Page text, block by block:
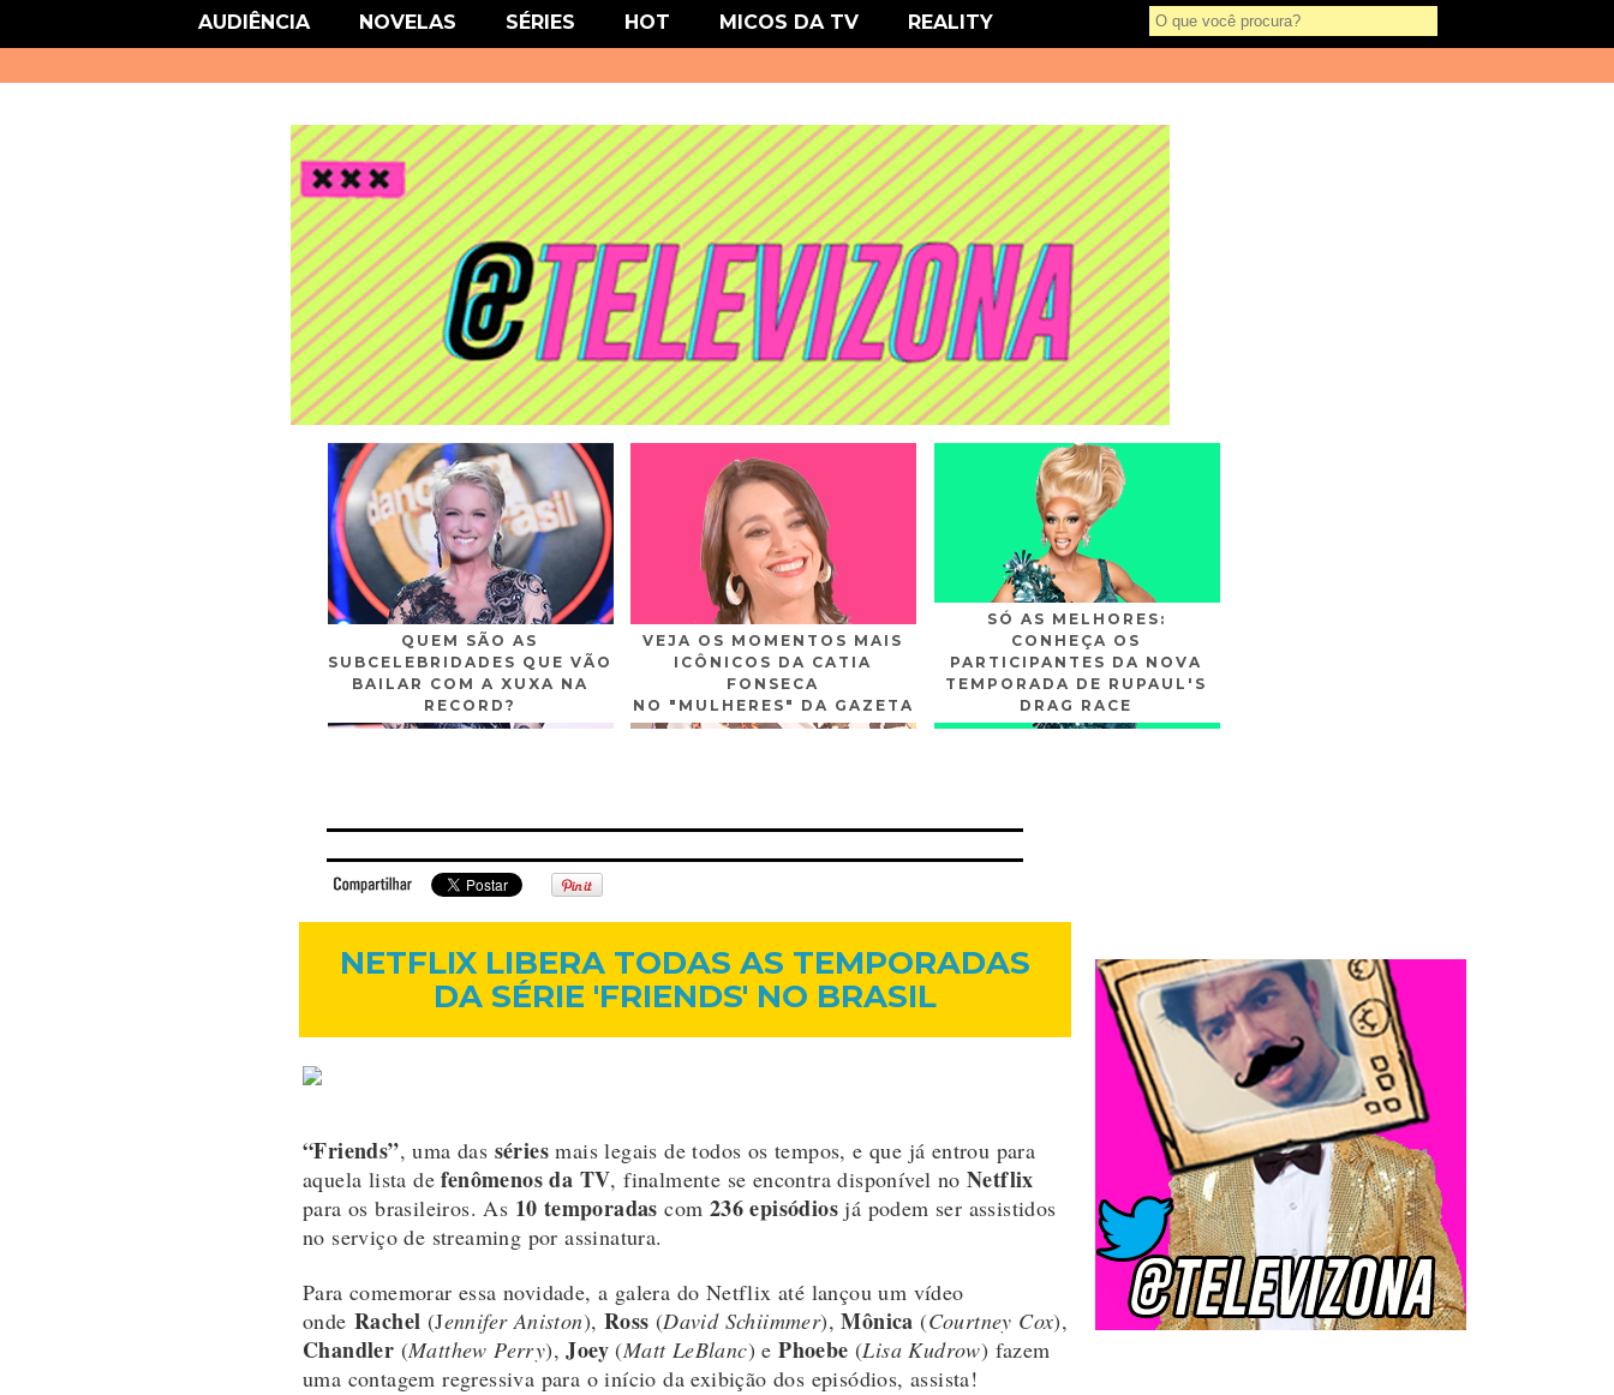
link href='http://fonts.googleapis.com/css?family=Roboto' rel='stylesheet' type='text/css'/>
QUEM SÃO AS
SUBCELEBRIDADES QUE VÃO
BAILAR COM A XUXA NA
RECORD?
VEJA OS MOMENTOS MAIS
ICÔNICOS DA CATIA
FONSECA
NO "MULHERES" DA GAZETA
SÓ AS MELHORES:
CONHEÇA OS
PARTICIPANTES DA NOVA
TEMPORADA DE RUPAUL'S
DRAG RACE
AUDIÊNCIA NOVELAS SÉRIES HOT MICOS DA TV REALITY
NETFLIX LIBERA TODAS AS TEMPORADAS
DA SÉRIE 'FRIENDS' NO BRASIL
“Friends”, uma das séries mais legais de todos os tempos, e que já entrou para
aquela lista defenômenos da TV, finalmente se encontra disponível noNetflix
para os brasileiros. As 10 temporadas com 236 episódios já podem ser assistidos
no serviço de streaming por assinatura.
Para comemorar essa novidade, a galera do Netflix até lançou um vídeo
onde Rachel (Jennifer Aniston), Ross (David Schiimmer),Mônica (Courtney Cox),
Chandler (Matthew Perry),Joey (Matt LeBlanc) ePhoebe (Lisa Kudrow) fazem
uma contagem regressiva para o início da exibição dos episódios, assista!